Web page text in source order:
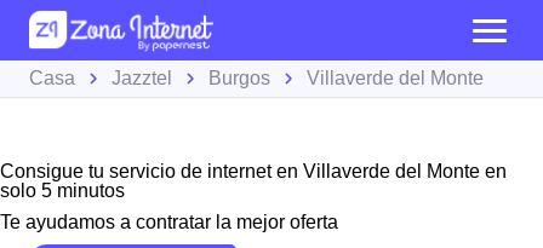
Casa Jazztel Burgos Villaverde del Monte
Consigue tu servicio de internet en Villaverde del Monte en
solo 5 minutos
Te ayudamos a contratar la mejor oferta